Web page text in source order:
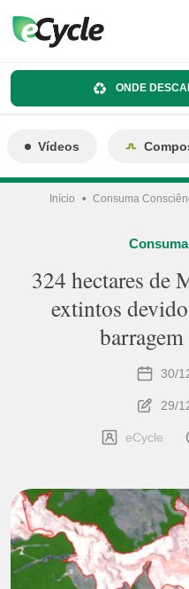
ONDE
Vídeos
Início Consuma
324 hectares de
extintos
30/
29/
eCycle